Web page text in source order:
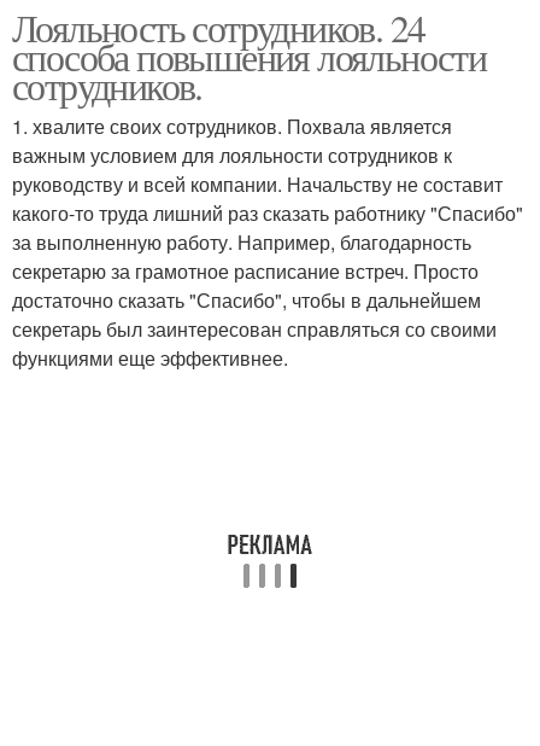
Лояльность сотрудников. 24
способа повышения лояльности
сотрудников.
1. хвалите своих сотрудников. Похвала является
важным условием для лояльности сотрудников к
руководству и всей компании. Начальству не составит
какого-то труда лишний раз сказать работнику "Спасибо"
за выполненную работу. Например, благодарность
секретарю за грамотное расписание встреч. Просто
достаточно сказать "Спасибо", чтобы в дальнейшем
секретарь был заинтересован справляться со своими
функциями еще эффективнее.